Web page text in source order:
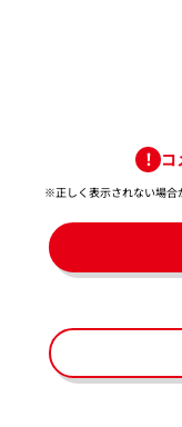
コ
※正しく表示されない場合